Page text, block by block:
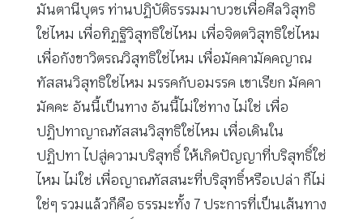
มันตานีบุตร ท่านปฏิบัติธรรมมาบวชเพื่อศีลวิสุทธิ
ใช่ไหม เพื่อทิฏฐิวิสุทธิใช่ไหม เพื่อจิตตวิสุทธิใช่ไหม
เพื่อกังขาวิตรณวิสุทธิใช่ไหม เพื่อมัคคามัคคญาณ
ทัสสนวิสุทธิใช่ไหม มรรคกับอมรรค เขาเรียก มัคคา
มัคคะ อันนี้เป็นทาง อันนี้ไม่ใช่ทาง ไม่ใช่ เพื่อ
ปฏิปทาญาณทัสสนวิสุทธิใช่ไหม เพื่อเดินใน
ปฏิปทา ไปสู่ความบริสุทธิ์ ให้เกิดปัญญาที่บริสุทธิ์ใช่
ไหม ไม่ใช่ เพื่อญาณทัสสนะที่บริสุทธิ์หรือเปล่า ก็ไม่
ใช่ๆ รวมแล้วก็คือ ธรรมะทั้ง 7 ประการที่เป็นเส้นทาง